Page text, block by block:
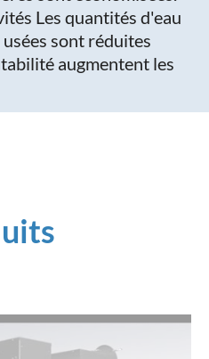
Les quantités d'eau
sont réduites
augmentent les